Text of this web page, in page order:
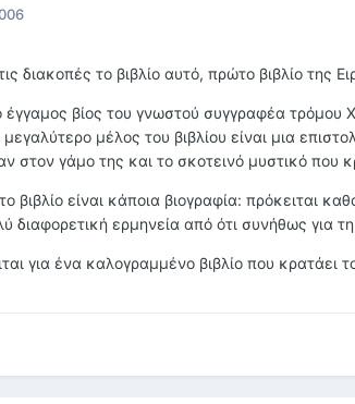
διακοπές το βιβλίο αυτό, πρώτο βιβλίο της
έγγαμος βίος του γνωστού συγγραφέα
μέλος του βιβλίου είναι μια
στον γάμο της και το σκοτεινό μυστικό που
βιβλίο είναι κάποια βιογραφία: πρόκειται
διαφορετική ερμηνεία από ότι συνήθως για
για ένα καλογραμμένο βιβλίο που κρατάει